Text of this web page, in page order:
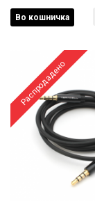
250 ден
Во кошничка
Распродадено